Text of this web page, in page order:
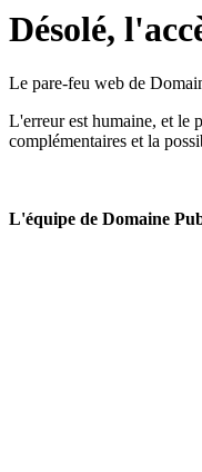
Désolé,
Le pare-feu web de
L'erreur est humaine, et le
complémentaires et la
L'équipe de Domaine